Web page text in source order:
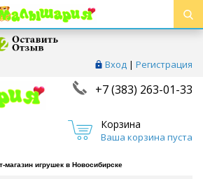
Вход | Регистрация
+7 (383) 263-01-33
Корзина
Ваша корзина пуста
магазин игрушек в Новосибирске